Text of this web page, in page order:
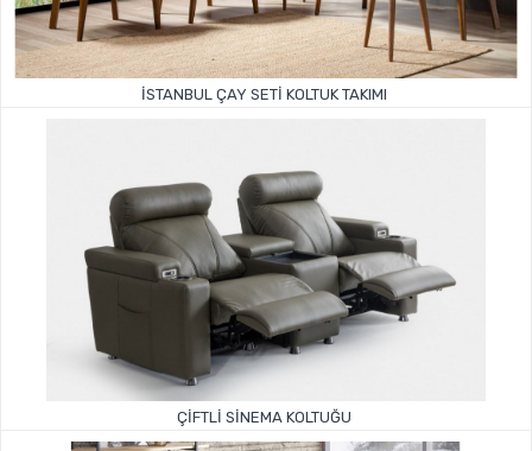
İSTANBUL ÇAY SETI KOLTUK TAKIMI
ÇIFTLI SINEMA KOLTUĞU